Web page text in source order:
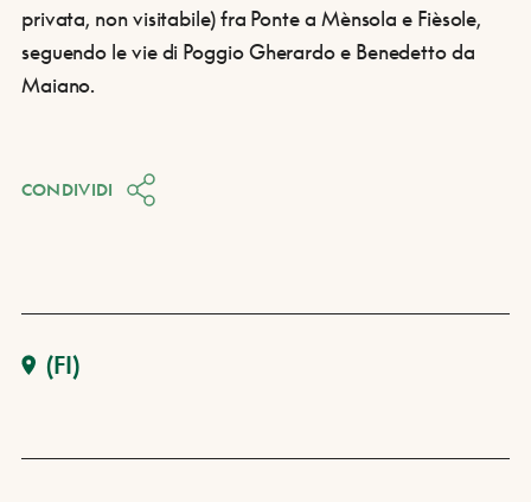
privata, non visitabile) fra Ponte a Mènsola e Fièsole,
seguendo le vie di Poggio Gherardo e Benedetto da
Maiano.
CONDIVIDI
(FI)